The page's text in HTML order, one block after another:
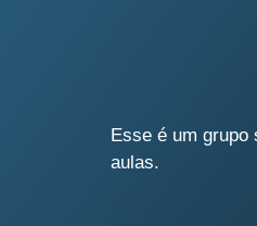
Esse é um grupo
aulas.